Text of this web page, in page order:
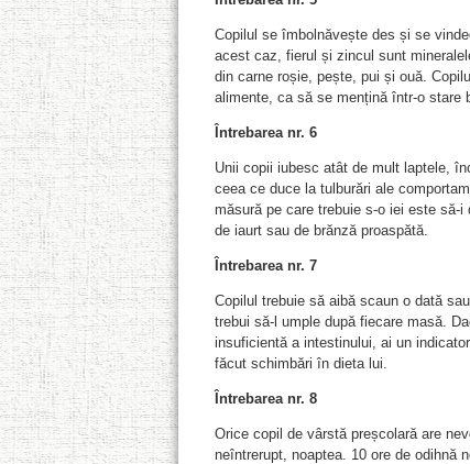
Copilul se îmbolnăvește des și se
acest caz, fierul și zincul sunt
din carne roșie, pește, pui și ouă.
alimente, ca să se mențină într-o stare
Întrebarea nr. 6
Unii copii iubesc atât de mult laptele,
ceea ce duce la tulburări ale
măsură pe care trebuie s-o iei este să-
de iaurt sau de brănză proaspătă.
Întrebarea nr. 7
Copilul trebuie să aibă scaun o dată
trebui să-l umple după fiecare masă.
insuficientă a intestinului, ai un
făcut schimbări în dieta lui.
Întrebarea nr. 8
Orice copil de vârstă preșcolară are
neîntrerupt, noaptea. 10 ore de odihnă